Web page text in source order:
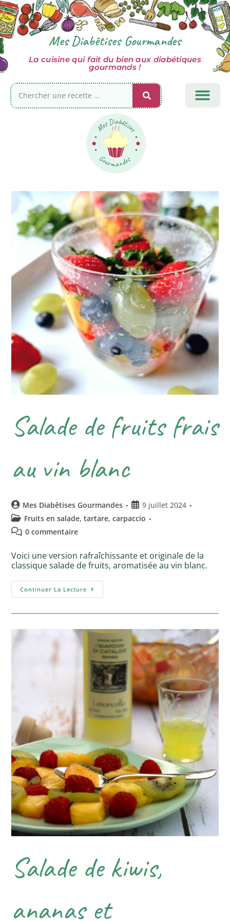
Mes Diabêtises Gourmandes
La cuisine qui fait du bien aux diabétiques
gourmands !
Salade de fruits frais
au vin blanc
Mes Diabêtises Gourmandes
9 juillet 2024
Fruits en salade, tartare, carpaccio
0 commentaire
Voici une version rafraîchissante et originale de la
classique salade de fruits, aromatisée au vin blanc.
Continuer La Lecture
Salade de kiwis,
ananas et